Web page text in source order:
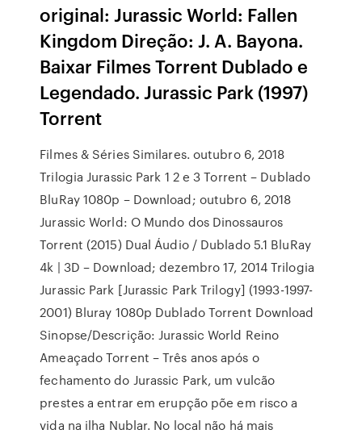
original: Jurassic World: Fallen
Kingdom Direção: J. A. Bayona.
Baixar Filmes Torrent Dublado e
Legendado. Jurassic Park (1997)
Torrent
Filmes & Séries Similares. outubro 6, 2018
Trilogia Jurassic Park 1 2 e 3 Torrent – Dublado
BluRay 1080p – Download; outubro 6, 2018
Jurassic World: O Mundo dos Dinossauros
Torrent (2015) Dual Áudio / Dublado 5.1 BluRay
4k | 3D – Download; dezembro 17, 2014 Trilogia
Jurassic Park [Jurassic Park Trilogy] (1993-1997-
2001) Bluray 1080p Dublado Torrent Download
Sinopse/Descrição: Jurassic World Reino
Ameaçado Torrent – Três anos após o
fechamento do Jurassic Park, um vulcão
prestes a entrar em erupção põe em risco a
vida na ilha Nublar. No local não há mais